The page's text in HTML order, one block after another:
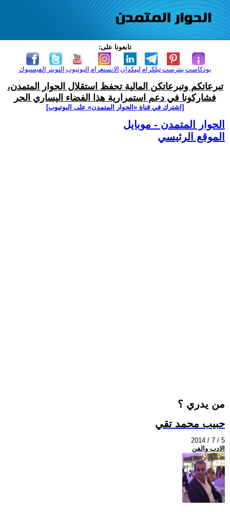
تابعونا على:
الفيسبوك التويتر اليوتيوب الانستغرام لينكدإن تيلكرامبنترست بودكاست
تبرعاتكم وتبرعاتكن المالية تحفظ استقلال الحوار المتمدن،
فشاركونا في دعم استمرارية هذا الفضاء اليساري الحر
[اشترك في قناة ‫«الحوار المتمدن» على اليوتيوب]
الحوار المتمدن - موبايل
الموقع الرئيسي
من يدري ؟
حبيب محمد تقي
2014 / 7 / 5
الادب والفن